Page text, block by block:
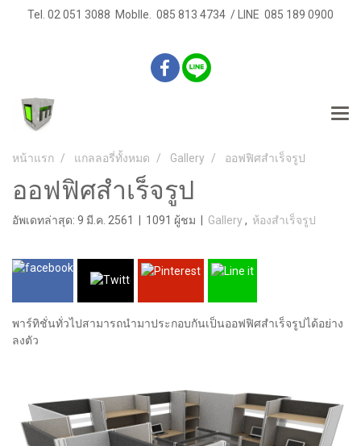
Tel. 02 051 3088 Moblle. 085 813 4734 / LINE 085 189 0900
หน้าแรก แกลลอรี่ทั้งหมด Gallery ออฟฟิศสำเร็จรูป
ออฟฟิศสำเร็จรูป
อัพเดทล่าสุด: 9 มี.ค. 2561 1091 ผู้ชม Gallery , ห้องสำเร็จรูป
พาร์ทิชั่นทั่วไปสามารถนำมาประกอบกันเป็นออฟฟิศสำเร็จรูปได้อย่าง
ลงตัว